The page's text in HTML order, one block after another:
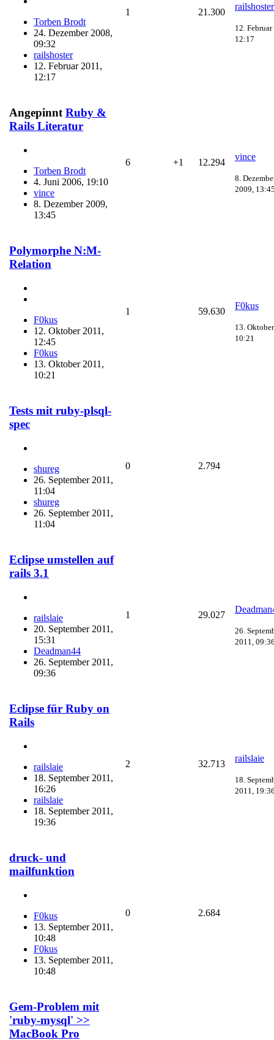
Torben Brodt
24. Dezember 2008,
09:32
railshoster
12. Februar 2011,
12:17
1 21.300
railshoster
12.
12:17
Angepinnt Ruby &
Rails Literatur
Torben Brodt
4. Juni 2006, 19:10
vince
8. Dezember 2009,
13:45
6 +1 12.294
vince
8.
2009,
Polymorphe N:M-
Relation
F0kus
12. Oktober 2011,
12:45
F0kus
13. Oktober 2011,
10:21
1 59.630
F0kus
13.
10:21
Tests mit ruby-plsql-
spec
shureg
26. September 2011,
11:04
shureg
26. September 2011,
11:04
0 2.794
Eclipse umstellen auf
rails 3.1
railslaie
20. September 2011,
15:31
Deadman44
26. September 2011,
09:36
1 29.027
26.
2011,
Eclipse für Ruby on
Rails
railslaie
18. September 2011,
16:26
railslaie
18. September 2011,
19:36
2 32.713
railslaie
18.
2011,
druck- und
mailfunktion
F0kus
13. September 2011,
10:48
F0kus
13. September 2011,
10:48
0 2.684
Gem-Problem mit
'ruby-mysql' >>
MacBook Pro